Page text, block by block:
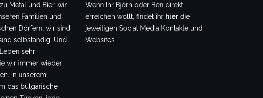
Metal und Bier, wir
Familien und
Dörfern, wir sind
selbständig. Und
sehr
wir immer wieder
In unserem
das bulgarische
Wenn Ihr Björn oder Ben direkt
erreichen wollt, findet ihr hierdie
jeweiligen Social Media Kontakte und
Websites